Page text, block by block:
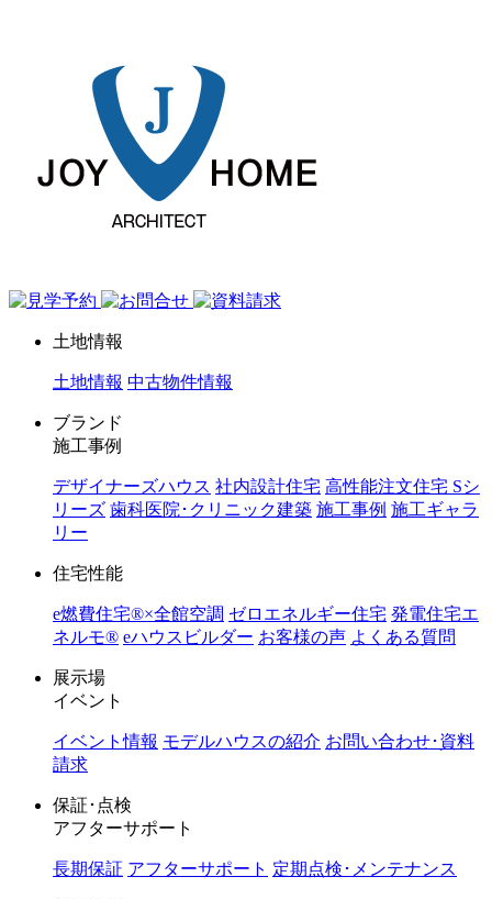
土地情報
土地情報 中古物件情報
ブランド
施工事例
デザイナーズハウス 社内設計住宅 高性能注文住宅 Sシ
リーズ 歯科医院･クリニック建築 施工事例 施工ギャラ
リー
住宅性能
e燃費住宅®︎×全館空調 ゼロエネルギー住宅 発電住宅エ
ネルモ®︎ eハウスビルダー お客様の声 よくある質問
展示場
イベント
イベント情報 モデルハウスの紹介 お問い合わせ･資料
請求
保証･点検
アフターサポート
長期保証 アフターサポート 定期点検･メンテナンス